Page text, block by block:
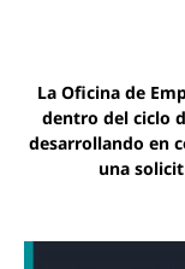
La Oficina de
dentro del ciclo
desarrollando en
una